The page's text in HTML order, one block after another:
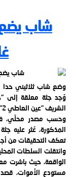
شاب
وضع شاب ثلاثيني حدا
وُجد جثة معلقة إلى
الشريف ”عين العاطي 2” بمدينة الرشيدية.
وحسب مصدر محلّي،
المذكورة، عُثر عليه
تعكف التحقيقات من أجل
وانتقلت السلطات
الواقعة، حيث باشرت
مستودع الأموات، قصد